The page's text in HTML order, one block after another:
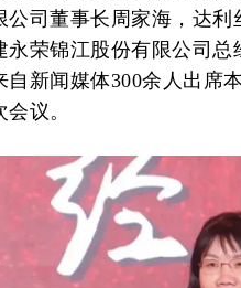
公司董事长周家海，达
永荣锦江股份有限公司
自新闻媒体300余人出席
议。